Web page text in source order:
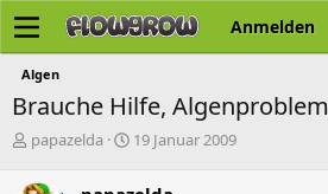
Anmelden
Algen
Brauche Hilfe, Algenproblem
E
s
papazelda
E19 Januar 2009